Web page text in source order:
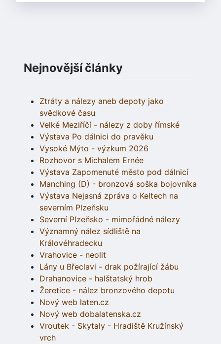
Nejnovější články
Ztráty a nálezy aneb depoty jako
svědkové času
Velké Meziříčí - nálezy z doby římské
Výstava Po dálnici do pravěku
Vysoké Mýto - výzkum 2026
Rozhovor s Michalem Ernée
Výstava Zapomenuté město pod dálnicí
Manching (D) - bronzová soška bojovníka
Výstava Nejasná zpráva o Keltech na
severním Plzeňsku
Severní Plzeňsko - mimořádné nálezy
Významný nález sídliště na
Královéhradecku
Vrahovice - neolit
Lány u Břeclavi - drak požírající žábu
Drahanovice - halštatský hrob
Žeretice - nález bronzového depotu
Nový web laten.cz
Nový web dobalatenska.cz
Vroutek - Skytaly - Hradiště Kružínský
vrch